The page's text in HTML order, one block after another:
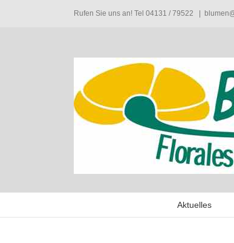
Rufen Sie uns an! Tel 04131 / 79522
Aktuelles